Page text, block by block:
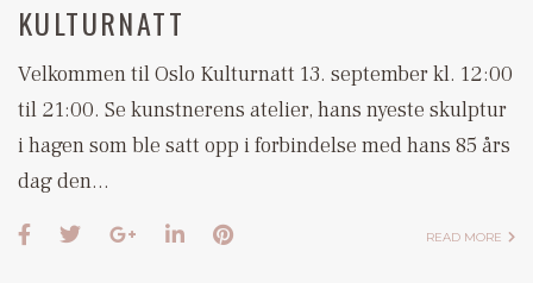
KULTURNATT
Velkommen til Oslo Kulturnatt 13. september kl. 12:00
til 21:00. Se kunstnerens atelier, hans nyeste skulptur
i hagen som ble satt opp i forbindelse med hans 85 års
dag den…
READ MORE